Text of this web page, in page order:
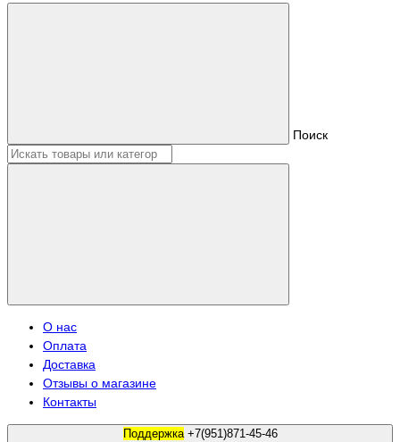
Поиск
О нас
Оплата
Доставка
Отзывы о магазине
Контакты
Поддержка +7(951)871-45-46